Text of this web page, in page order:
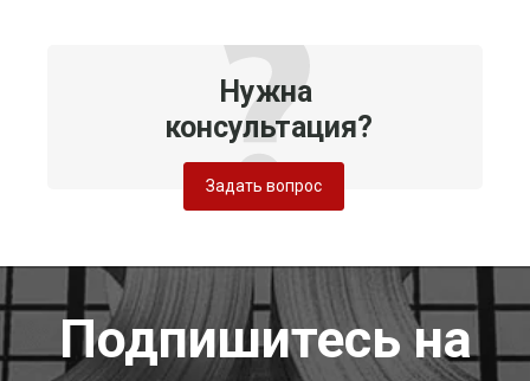
Нужна
консультация?
Задать вопрос
Подпишитесь на